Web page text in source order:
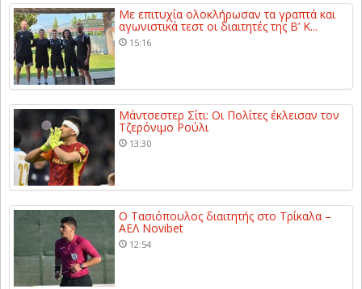
Με επιτυχία ολοκλήρωσαν τα γραπτά και
αγωνιστικά τεστ οι διαιτητές της Β’ Κ...
15:16
Μάντσεστερ Σίτι: Οι Πολίτες έκλεισαν τον
Τζερόνιμο Ρούλι
13:30
Ο Τασιόπουλος διαιτητής στο Τρίκαλα –
ΑΕΛ Novibet
12:54